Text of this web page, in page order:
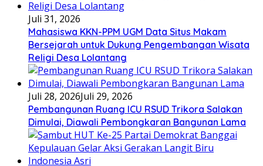
Juli 31, 2026
Mahasiswa KKN-PPM UGM Data Situs Makam
Bersejarah untuk Dukung Pengembangan Wisata
Religi Desa Lolantang
Juli 28, 2026Juli 29, 2026
Pembangunan Ruang ICU RSUD Trikora Salakan
Dimulai, Diawali Pembongkaran Bangunan Lama